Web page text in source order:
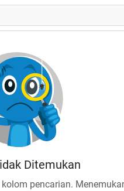
Ditemukan
pencarian.